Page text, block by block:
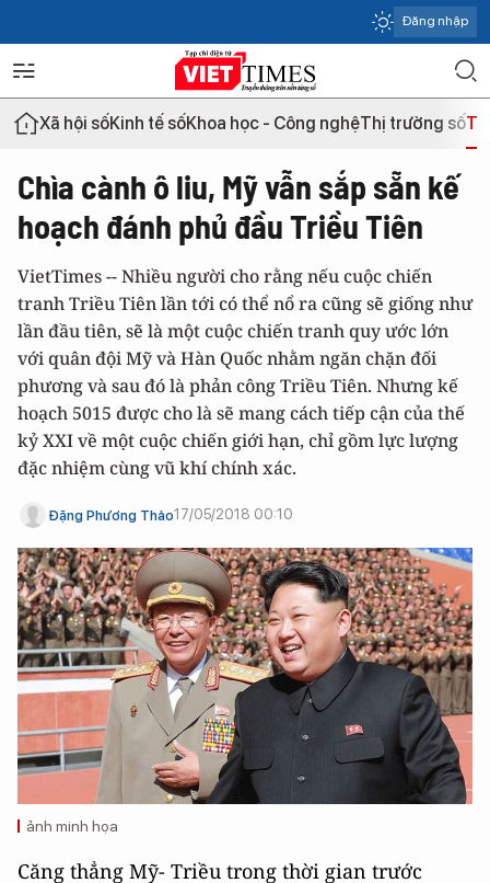
Đăng nhập
Xã hội sốKinh tế sốKhoa học - Công nghệThị trường số
Chìa cành ô liu, Mỹ vẫn sắp sẵn kế
hoạch đánh phủ đầu Triều Tiên
VietTimes -- Nhiều người cho rằng nếu cuộc chiến
tranh Triều Tiên lần tới có thể nổ ra cũng sẽ giống như
lần đầu tiên, sẽ là một cuộc chiến tranh quy ước lớn
với quân đội Mỹ và Hàn Quốc nhằm ngăn chặn đối
phương và sau đó là phản công Triều Tiên. Nhưng kế
hoạch 5015 được cho là sẽ mang cách tiếp cận của thế
kỷ XXI về một cuộc chiến giới hạn, chỉ gồm lực lượng
đặc nhiệm cùng vũ khí chính xác.
Đặng Phương Thảo17/05/2018 00:10
ảnh minh họa
Căng thẳng Mỹ- Triều trong thời gian trước